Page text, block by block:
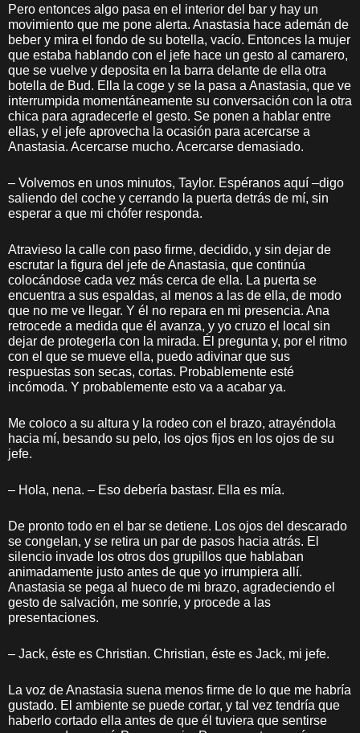
Pero entonces algo pasa en el interior del bar y hay un
movimiento que me pone alerta. Anastasia hace ademán de
beber y mira el fondo de su botella, vacío. Entonces la mujer
que estaba hablando con el jefe hace un gesto al camarero,
que se vuelve y deposita en la barra delante de ella otra
botella de Bud. Ella la coge y se la pasa a Anastasia, que ve
interrumpida momentáneamente su conversación con la otra
chica para agradecerle el gesto. Se ponen a hablar entre
ellas, y el jefe aprovecha la ocasión para acercarse a
Anastasia. Acercarse mucho. Acercarse demasiado.
– Volvemos en unos minutos, Taylor. Espéranos aquí –digo
saliendo del coche y cerrando la puerta detrás de mí, sin
esperar a que mi chófer responda.
Atravieso la calle con paso firme, decidido, y sin dejar de
escrutar la figura del jefe de Anastasia, que continúa
colocándose cada vez más cerca de ella. La puerta se
encuentra a sus espaldas, al menos a las de ella, de modo
que no me ve llegar. Y él no repara en mi presencia. Ana
retrocede a medida que él avanza, y yo cruzo el local sin
dejar de protegerla con la mirada. Él pregunta y, por el ritmo
con el que se mueve ella, puedo adivinar que sus
respuestas son secas, cortas. Probablemente esté
incómoda. Y probablemente esto va a acabar ya.
Me coloco a su altura y la rodeo con el brazo, atrayéndola
hacia mí, besando su pelo, los ojos fijos en los ojos de su
jefe.
– Hola, nena. – Eso debería bastasr. Ella es mía.
De pronto todo en el bar se detiene. Los ojos del descarado
se congelan, y se retira un par de pasos hacia atrás. El
silencio invade los otros dos grupillos que hablaban
animadamente justo antes de que yo irrumpiera allí.
Anastasia se pega al hueco de mi brazo, agradeciendo el
gesto de salvación, me sonríe, y procede a las
presentaciones.
– Jack, éste es Christian. Christian, éste es Jack, mi jefe.
La voz de Anastasia suena menos firme de lo que me habría
gustado. El ambiente se puede cortar, y tal vez tendría que
haberlo cortado ella antes de que él tuviera que sentirse